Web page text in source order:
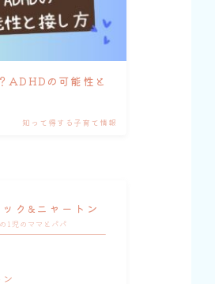
ADHDの可能性と
知って得する子育て情報
ク&ニャートン
1児のママとパパ